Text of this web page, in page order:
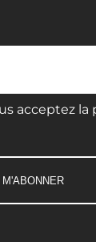
acceptez la